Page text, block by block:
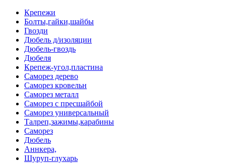
Крепежи
Болты,гайки,шайбы
Гвозди
Дюбель д/изоляции
Дюбель-гвоздь
Дюбеля
Крепеж-угол,пластина
Саморез дерево
Саморез кровельн
Саморез металл
Саморез с пресшайбой
Саморез универсальный
Талреп,зажимы,карабины
Саморез
Дюбель
Аннкера,
Шуруп-глухарь